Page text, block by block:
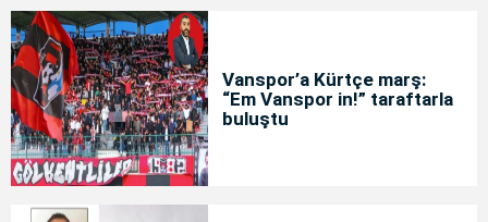
Vanspor’a Kürtçe marş:
“Em Vanspor in!” taraftarla
buluştu